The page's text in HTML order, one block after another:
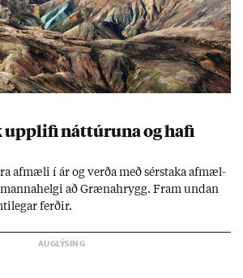
nátt­úr­una og hafi
af­mæli í ár og verða með sér­staka af­mæl­
að Græna­hrygg. Fram und­an
ferð­ir.